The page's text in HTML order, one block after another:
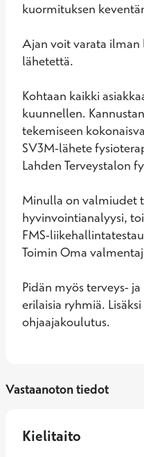
kuormituksen
Ajan voit varata ilman
lähetettä.
Kohtaan kaikki
kuunnellen.
tekemiseen
SV3M-lähete
Lahden Terveystalon
Minulla on valmiudet
hyvinvointianalyysi,
FMS-
Toimin Oma
Pidän myös terveys-
erilaisia ryhmiä.
ohjaajakoulutus.
Vastaanoton tiedot
Kielitaito